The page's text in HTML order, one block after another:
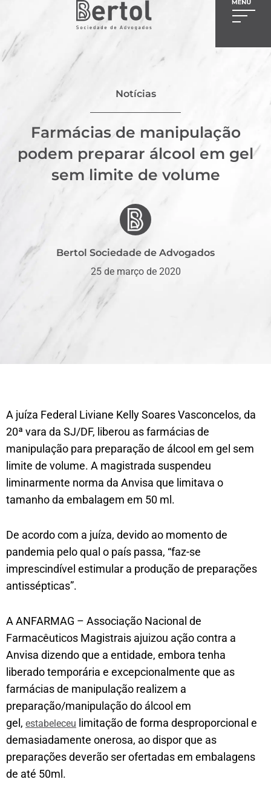
Notícias
Farmácias de manipulação
podem preparar álcool em gel
sem limite de volume
Bertol Sociedade de Advogados
25 de março de 2020
A juíza Federal Liviane Kelly Soares Vasconcelos, da
20ª vara da SJ/DF, liberou as farmácias de
manipulação para preparação de álcool em gel sem
limite de volume. A magistrada suspendeu
liminarmente norma da Anvisa que limitava o
tamanho da embalagem em 50 ml.
De acordo com a juíza, devido ao momento de
pandemia pelo qual o país passa, “faz-se
imprescindível estimular a produção de preparações
antissépticas”.
A ANFARMAG – Associação Nacional de
Farmacêuticos Magistrais ajuizou ação contra a
Anvisa dizendo que a entidade, embora tenha
liberado temporária e excepcionalmente que as
farmácias de manipulação realizem a
preparação/manipulação do álcool em
gel, estabeleceu limitação de forma desproporcional e
demasiadamente onerosa, ao dispor que as
preparações deverão ser ofertadas em embalagens
de até 50ml.